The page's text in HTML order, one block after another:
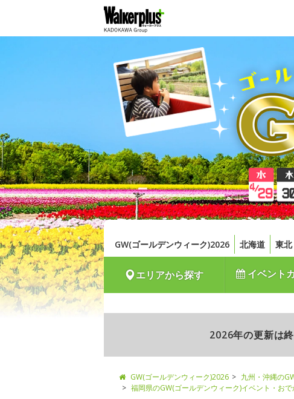
GW(ゴールデンウィーク)2026 北海道 東北
エリアから探す イベント
2026年の更新は
GW(ゴールデンウィーク)2026
九州・沖縄の
福岡県のGW(ゴールデンウィーク)イベント・おで